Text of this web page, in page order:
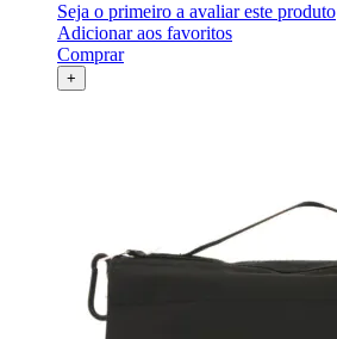
Seja o primeiro a avaliar este produto
Adicionar aos favoritos
Comprar
+